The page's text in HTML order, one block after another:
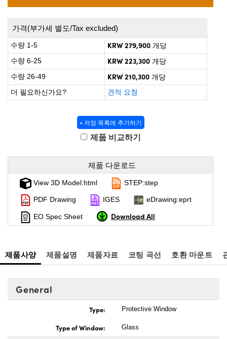
Gratings™
(UFI)
가격(부가세 별도/Tax excluded)
수량 1-5 KRW 279,900 개당
수량 6-25
KRW 223,300 개당
수량 26-49
KRW 210,300 개당
더 필요하신가요?
견적 요청
+ 저장 목록에 추가하기
제품 비교하기
제품 다운로드
View 3D Model:html STEP:step
PDF Drawing IGES eDrawing:eprt
EO Spec Sheet Download All
제품사양 제품설명 제품자료 코팅 곡선 호환 마운트
General
Type: Protective Window
Type of Window: Glass